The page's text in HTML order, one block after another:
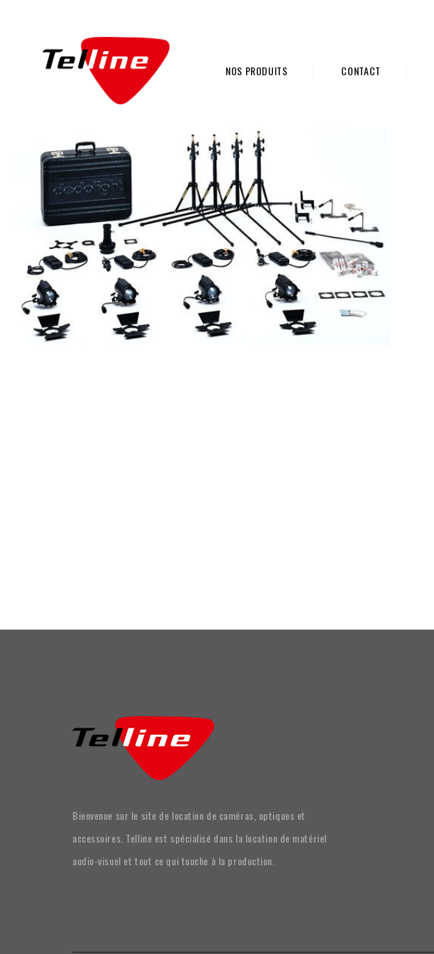
NOS PRODUITS CONTACT
Bienvenue sur le site de location de caméras, optiques et
accessoires. Telline est spécialisé dans la location de matériel
audio-visuel et tout ce qui touche à la production.